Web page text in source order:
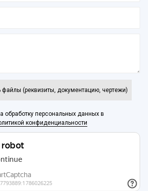
файлы (реквизиты, документацию, чертежи)
обработку персональных данных в
конфиденциальности